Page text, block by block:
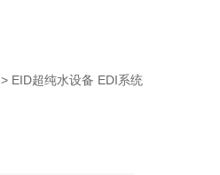
> EID超纯水设备 EDI系统